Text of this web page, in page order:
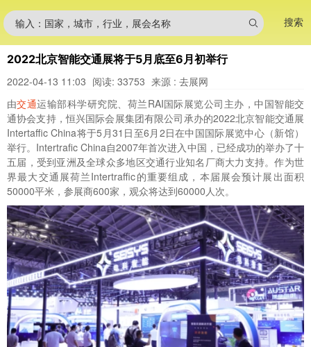
输入：国家，城市，行业，展会名称 搜索
2022北京智能交通展将于5月底至6月初举行
2022-04-13 11:03 阅读: 33753 来源 : 去展网
由交通运输部科学研究院、荷兰RAI国际展览公司主办，中国智能交
通协会支持，恒兴国际会展集团有限公司承办的2022北京智能交通展
Intertaffic China将于5月31日至6月2日在中国国际展览中心（新馆）
举行。Intertrafic China自2007年首次进入中国，已经成功的举办了十
五届，受到亚洲及全球众多地区交通行业知名厂商大力支持。作为世
界最大交通展荷兰Intertraffic的重要组成，本届展会预计展出面积
50000平米，参展商600家，观众将达到60000人次。